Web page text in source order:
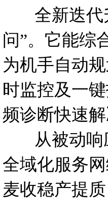
全新迭代升
问”。它能综
为机手自动
时监控及一
频诊断快速
从被动响应
全域化服务
麦收稳产提